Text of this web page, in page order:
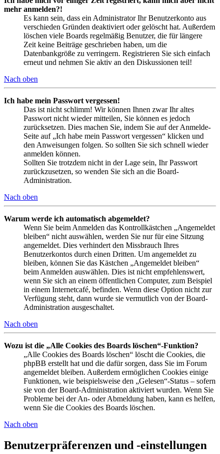
mehr anmelden?!
Es kann sein, dass ein Administrator Ihr Benutzerkonto aus
verschieden Gründen deaktiviert oder gelöscht hat. Außerdem
löschen viele Boards regelmäßig Benutzer, die für längere
Zeit keine Beiträge geschrieben haben, um die
Datenbankgröße zu verringern. Registrieren Sie sich einfach
erneut und nehmen Sie aktiv an den Diskussionen teil!
Nach oben
Ich habe mein Passwort vergessen!
Das ist nicht schlimm! Wir können Ihnen zwar Ihr altes
Passwort nicht wieder mitteilen, Sie können es jedoch
zurücksetzen. Dies machen Sie, indem Sie auf der Anmelde-
Seite auf „Ich habe mein Passwort vergessen“ klicken und
den Anweisungen folgen. So sollten Sie sich schnell wieder
anmelden können.
Sollten Sie trotzdem nicht in der Lage sein, Ihr Passwort
zurückzusetzen, so wenden Sie sich an die Board-
Administration.
Nach oben
Warum werde ich automatisch abgemeldet?
Wenn Sie beim Anmelden das Kontrollkästchen „Angemeldet
bleiben“ nicht auswählen, werden Sie nur für eine Sitzung
angemeldet. Dies verhindert den Missbrauch Ihres
Benutzerkontos durch einen Dritten. Um angemeldet zu
bleiben, können Sie das Kästchen „Angemeldet bleiben“
beim Anmelden auswählen. Dies ist nicht empfehlenswert,
wenn Sie sich an einem öffentlichen Computer, zum Beispiel
in einem Internetcafé, befinden. Wenn diese Option nicht zur
Verfügung steht, dann wurde sie vermutlich von der Board-
Administration ausgeschaltet.
Nach oben
Wozu ist die „Alle Cookies des Boards löschen“-Funktion?
„Alle Cookies des Boards löschen“ löscht die Cookies, die
phpBB erstellt hat und die dafür sorgen, dass Sie im Forum
angemeldet bleiben. Außerdem ermöglichen Cookies einige
Funktionen, wie beispielsweise den „Gelesen“-Status – sofern
sie von der Board-Administration aktiviert wurden. Wenn Sie
Probleme bei der An- oder Abmeldung haben, kann es helfen,
wenn Sie die Cookies des Boards löschen.
Nach oben
Benutzerpräferenzen und -einstellungen